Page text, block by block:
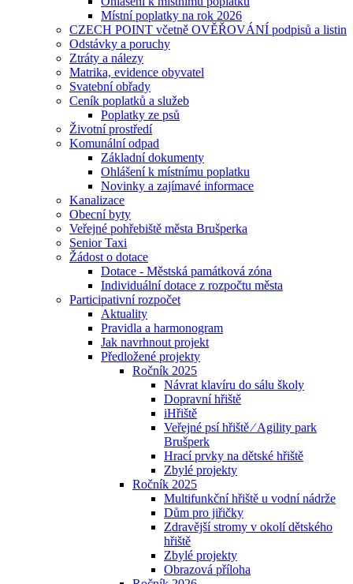
Místní poplatky na rok 2026
CZECH POINT včetně OVĚŘOVÁNÍ podpisů a listin
Odstávky a poruchy
Ztráty a nálezy
Matrika, evidence obyvatel
Svatební obřady
Ceník poplatků a služeb
Poplatky ze psů
Životní prostředí
Komunální odpad
Základní dokumenty
Ohlášení k místnímu poplatku
Novinky a zajímavé informace
Kanalizace
Obecní byty
Veřejné pohřebiště města Brušperka
Senior Taxi
Žádost o dotace
Dotace - Městská památková zóna
Individuální dotace z rozpočtu města
Participativní rozpočet
Aktuality
Pravidla a harmonogram
Jak navrhnout projekt
Předložené projekty
Ročník 2025
Návrat klavíru do sálu školy
Dopravní hřiště
iHřiště
Veřejné psí hřiště ⁄ Agility park
Brušperk
Hrací prvky na dětské hřiště
Zbylé projekty
Ročník 2025
Multifunkční hřiště u vodní nádrže
Dům pro jiřičky
Zdravější stromy v okolí dětského
hřiště
Zbylé projekty
Obrazová příloha